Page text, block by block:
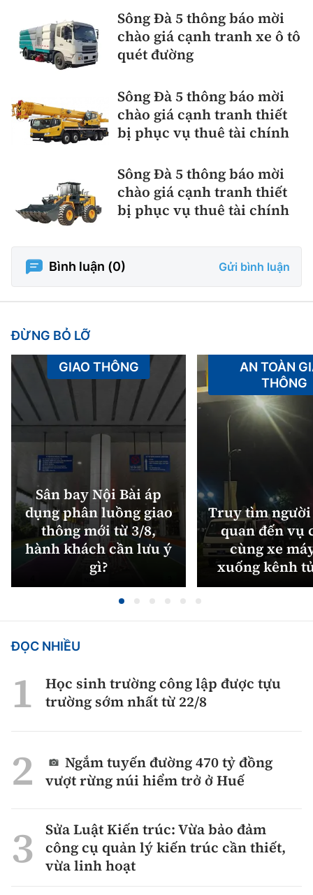
Sông Đà 5 thông báo mời
chào giá cạnh tranh xe ô tô
quét đường
Sông Đà 5 thông báo mời
chào giá cạnh tranh thiết
bị phục vụ thuê tài chính
Sông Đà 5 thông báo mời
chào giá cạnh tranh thiết
bị phục vụ thuê tài chính
Bình luận (0) Gửi bình luận
ĐỪNG BỎ LỠ
Sân bay Nội Bài áp
dụng phân luồng giao
thông mới từ 3/8,
hành khách cần lưu ý
gì?
GIAO THÔNG
Truy tìm
quan đến vụ
cùng xe
xuống kênh
AN TOÀN
THÔNG
ĐỌC NHIỀU
Học sinh trường công lập được tựu
trường sớm nhất từ 22/8
Ngắm tuyến đường 470 tỷ đồng
vượt rừng núi hiểm trở ở Huế
Sửa Luật Kiến trúc: Vừa bảo đảm
công cụ quản lý kiến trúc cần thiết,
vừa linh hoạt